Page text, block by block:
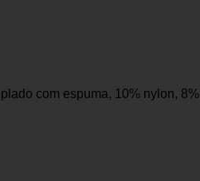
com espuma, 10% nylon, 8%